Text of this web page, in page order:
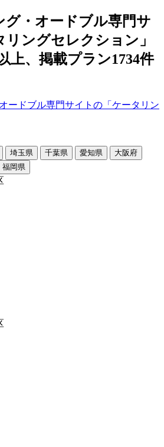
グ・オードブル専門サ
ングセレクション」
上、掲載プラン1734件
埼玉県 千葉県 愛知県
大阪府
福岡県